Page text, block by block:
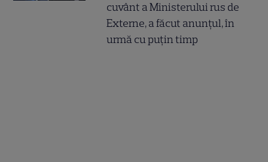
cuvânt a Ministerului rus de
Externe, a făcut anunțul, în
urmă cu puțin timp